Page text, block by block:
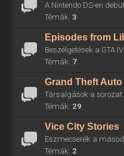
A Nintendo DS-en
Témák: 3
Episodes from
Beszélgetések a GTA
Témák: 7
Grand Theft Auto
Társalgások a sorozat
Témák: 29
Vice City Stories
Eszmecserék a
Témák: 2